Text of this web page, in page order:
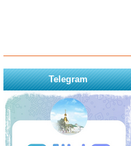
Telegram